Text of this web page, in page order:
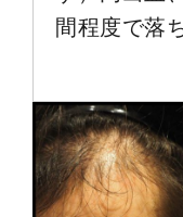
間程度で落